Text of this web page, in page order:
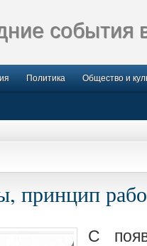
события
Политика Общество и
принцип
С